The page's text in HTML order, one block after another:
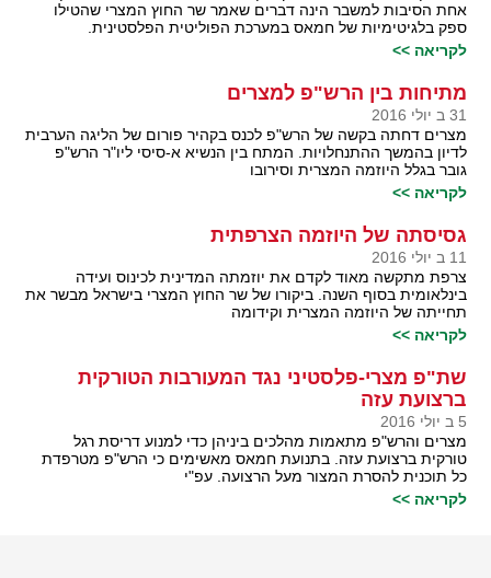
אחת הסיבות למשבר הינה דברים שאמר שר החוץ המצרי שהטילו
ספק בלגיטימיות של חמאס במערכת הפוליטית הפלסטינית.
לקריאה >>
מתיחות בין הרש"פ למצרים
31 ב יולי 2016
מצרים דחתה בקשה של הרש"פ לכנס בקהיר פורום של הליגה הערבית
לדיון בהמשך ההתנחלויות. המתח בין הנשיא א-סיסי ליו"ר הרש"פ
גובר בגלל היוזמה המצרית וסירובו
לקריאה >>
גסיסתה של היוזמה הצרפתית
11 ב יולי 2016
צרפת מתקשה מאוד לקדם את יוזמתה המדינית לכינוס ועידה
בינלאומית בסוף השנה. ביקורו של שר החוץ המצרי בישראל מבשר את
תחייתה של היוזמה המצרית וקידומה
לקריאה >>
שת"פ מצרי-פלסטיני נגד המעורבות הטורקית
ברצועת עזה
5 ב יולי 2016
מצרים והרש"פ מתאמות מהלכים ביניהן כדי למנוע דריסת רגל
טורקית ברצועת עזה. בתנועת חמאס מאשימים כי הרש"פ מטרפדת
כל תוכנית להסרת המצור מעל הרצועה. עפ"י
לקריאה >>